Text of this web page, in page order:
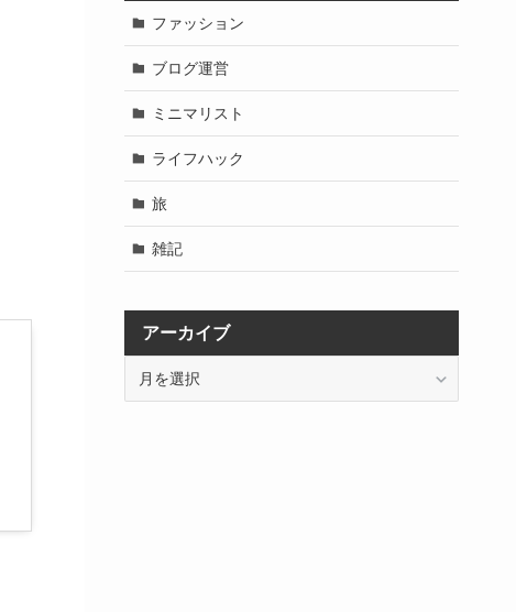
ファッション
ブログ運営
ミニマリスト
ライフハック
旅
雑記
アーカイブ